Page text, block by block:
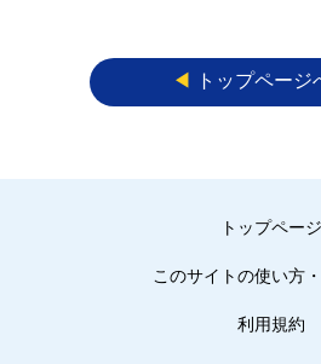
◀︎ トップページ
トップページ
このサイトの使い方
利用規約